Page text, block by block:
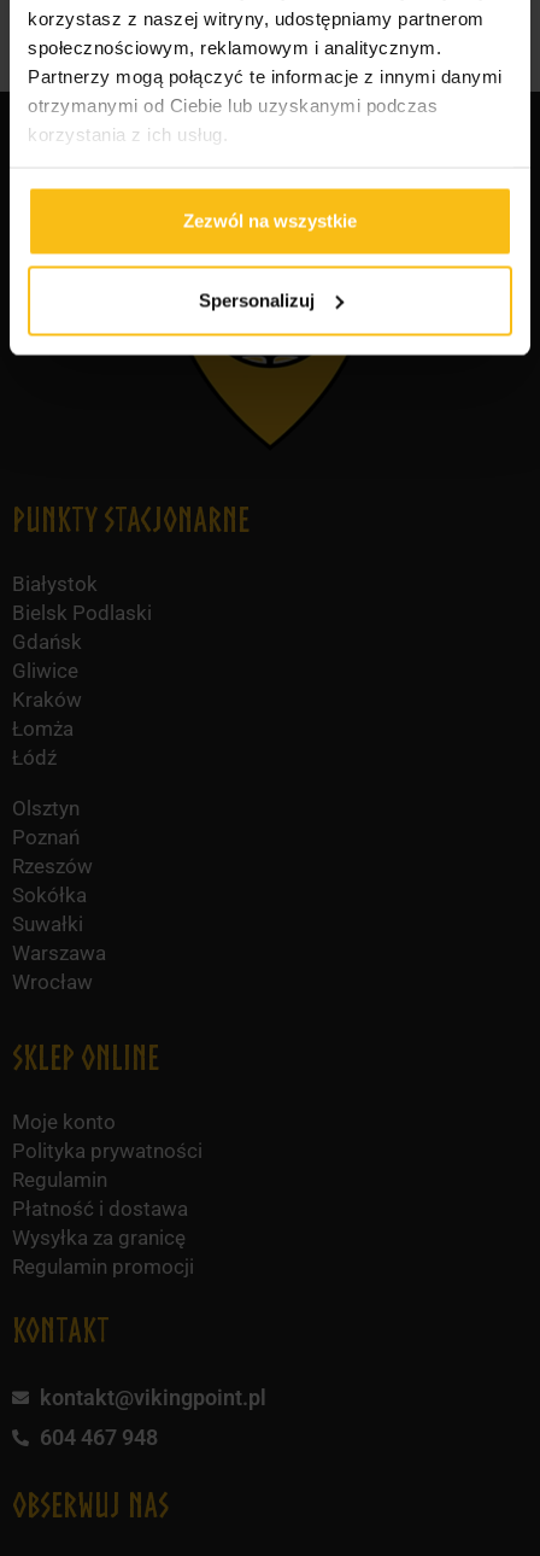
korzystasz z naszej witryny, udostępniamy partnerom
społecznościowym, reklamowym i analitycznym.
Partnerzy mogą połączyć te informacje z innymi danymi
otrzymanymi od Ciebie lub uzyskanymi podczas
korzystania z ich usług.
Zezwól na wszystkie
Spersonalizuj
Punkty Stacjonarne
Białystok
Bielsk Podlaski
Gdańsk
Gliwice
Kraków
Łomża
Łódź
Olsztyn
Poznań
Rzeszów
Sokółka
Suwałki
Warszawa
Wrocław
Sklep online
Moje konto
Polityka prywatności
Regulamin
Płatność i dostawa
Wysyłka za granicę
Regulamin promocji
KONTAKT
kontakt@vikingpoint.pl
604 467 948
obserwuj nas